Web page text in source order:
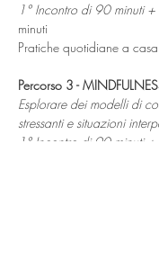
1° Incontro di 90 minuti
minuti
Pratiche quotidiane a casa
Percorso 3 -
Esplorare dei modelli di
stressanti e situazioni
1° Incontro di 90 minuti